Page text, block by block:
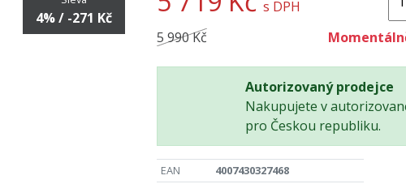
4% / -271 Kč
s DPH
5 990 Kč
Autorizovaný prodejce
Nakupujete v
pro Českou republiku.
EAN
4007430327468